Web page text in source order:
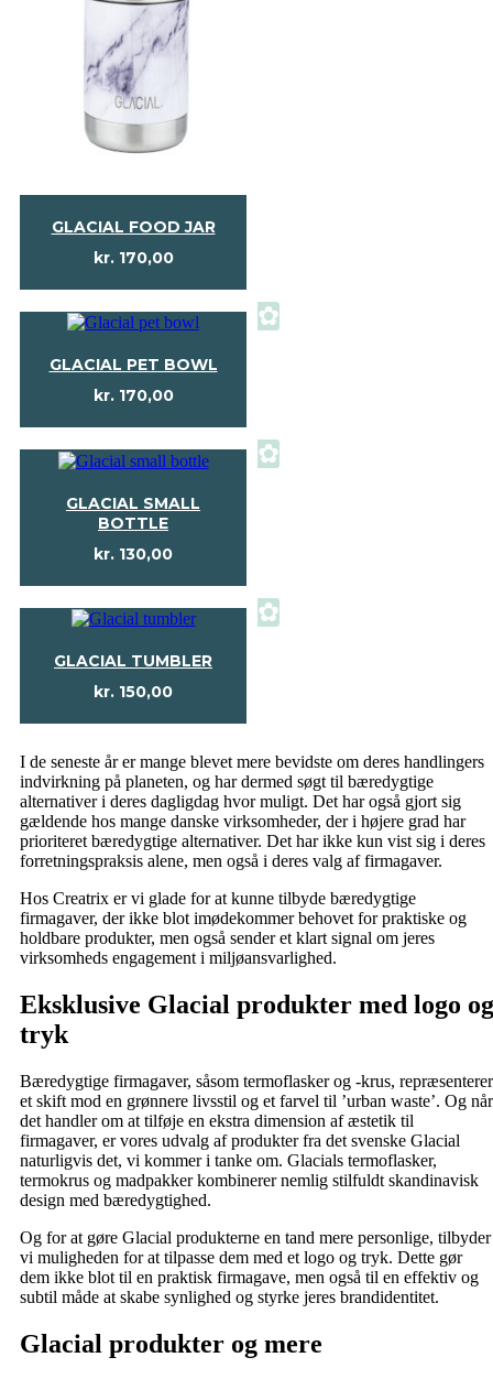
GLACIAL FOOD JAR
kr.170,00
GLACIAL PET BOWL
kr.170,00
✿
GLACIAL SMALL
BOTTLE
kr. 130,00
✿
GLACIAL TUMBLER
kr. 150,00
✿
I de seneste år er mange blevet mere bevidste om deres handlingers
indvirkning på planeten, og har dermed søgt til bæredygtige
alternativer i deres dagligdag hvor muligt. Det har også gjort sig
gældende hos mange danske virksomheder, der i højere grad har
prioriteret bæredygtige alternativer. Det har ikke kun vist sig i deres
forretningspraksis alene, men også i deres valg af firmagaver.
Hos Creatrix er vi glade for at kunne tilbyde bæredygtige
firmagaver, der ikke blot imødekommer behovet for praktiske og
holdbare produkter, men også sender et klart signal om jeres
virksomheds engagement i miljøansvarlighed.
Eksklusive Glacial produkter med logo og
tryk
Bæredygtige firmagaver, såsom termoflasker og -krus, repræsenterer
et skift mod en grønnere livsstil og et farvel til ’urban waste’. Og når
det handler om at tilføje en ekstra dimension af æstetik til
firmagaver, er vores udvalg af produkter fra det svenske Glacial
naturligvis det, vi kommer i tanke om. Glacials termoflasker,
termokrus og madpakker kombinerer nemlig stilfuldt skandinavisk
design med bæredygtighed.
Og for at gøre Glacial produkterne en tand mere personlige, tilbyder
vi muligheden for at tilpasse dem med et logo og tryk. Dette gør
dem ikke blot til en praktisk firmagave, men også til en effektiv og
subtil måde at skabe synlighed og styrke jeres brandidentitet.
Glacial produkter og mere